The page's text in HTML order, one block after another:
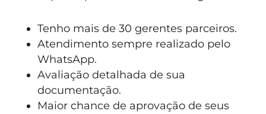
Tenho mais de 30 gerentes parceiros.
Atendimento sempre realizado pelo
WhatsApp.
Avaliação detalhada de sua
documentação.
Maior chance de aprovação de seus